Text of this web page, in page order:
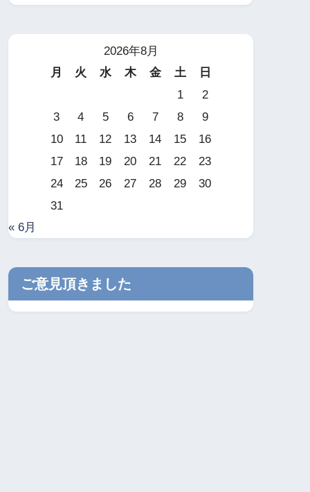
2026年8月
月
火 水 木 金 土
日
1
2
3
4 5 6 7 8
9
10
11 12 13 14 15
16
17
18 19 20 21 22
23
24
25 26 27 28 29
30
31
« 6月
ご意見頂きました